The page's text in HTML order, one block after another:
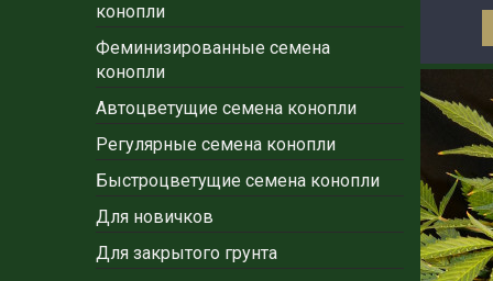
конопли
Феминизированные семена
конопли
Автоцветущие семена конопли
Регулярные семена конопли
Быстроцветущие семена конопли
Для новичков
Для закрытого грунта